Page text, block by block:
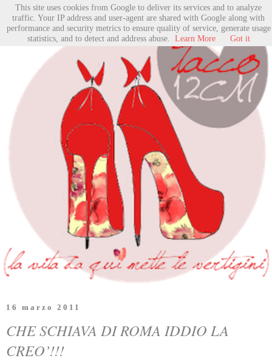
16 marzo 2011
CHE SCHIAVA DI ROMA IDDIO LA
CREO’!!!
This site uses cookies from Google to deliver its services and to analyze
traffic. Your IP address and user-agent are shared with Google along with
performance and security metrics to ensure quality of service, generate usage
statistics, and to detect and address abuse.
Learn More Got it